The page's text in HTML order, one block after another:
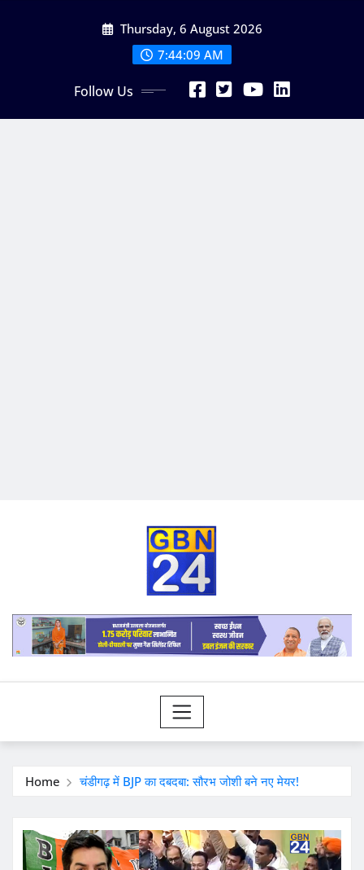
Thursday, 6 August 2026
7:44:10 AM
Follow Us
Home चंडीगढ़ में BJP का दबदबा: सौरभ जोशी बने नए मेयर!